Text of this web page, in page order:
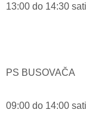
13:00 do 14:30
PS BUSOVAČA
09:00 do 14:00